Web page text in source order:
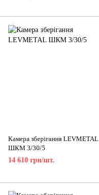
Камера зберігання LEVMETAL
ШКМ 3/30/5
14 610 грн/шт.